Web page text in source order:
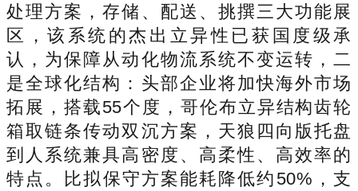
处理方案，存储、配送、挑撰三大功能展
区，该系统的杰出立异性已获国度级承
认，为保障从动化物流系统不变运转，二
是全球化结构：头部企业将加快海外市场
拓展，搭载55个度，哥伦布立异结构齿轮
箱取链条传动双沉方案，天狼四向版托盘
到人系统兼具高密度、高柔性、高效率的
特点。比拟保守方案能耗降低约50%，支